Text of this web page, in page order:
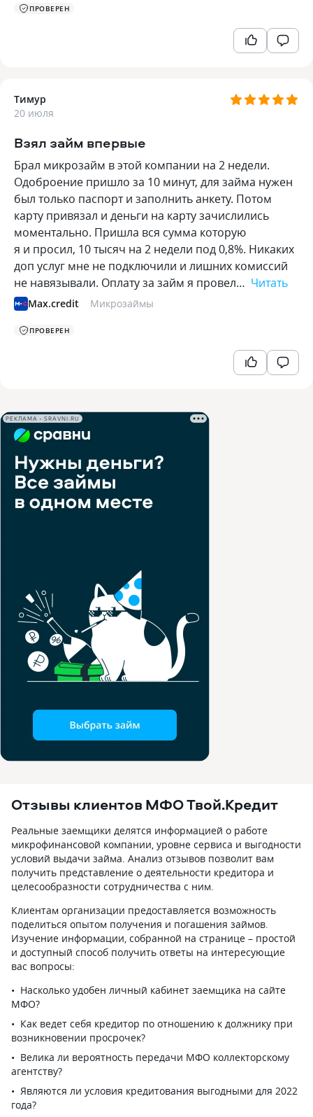
ПРОВЕРЕН
Тимур
20 июля
Взял займ впервые
Брал микрозайм в этой компании на 2 недели.
Одоброение пришло за 10 минут, для займа нужен
был только паспорт и заполнить анкету. Потом
карту привязал и деньги на карту зачислились
моментально. Пришла вся сумма которую
я и просил, 10 тысяч на 2 недели под 0,8%. Никаких
доп услуг мне не подключили и лишних комиссий
не навязывали. Оплату за займ я провел… Читать
Max.credit Микрозаймы
ПРОВЕРЕН
РЕКЛАМА • SRAVNI.RU
Отзывы клиентов МФО Твой.Кредит
Реальные заемщики делятся информацией о работе
микрофинансовой компании, уровне сервиса и выгодности
условий выдачи займа. Анализ отзывов позволит вам
получить представление о деятельности кредитора и
целесообразности сотрудничества с ним.
Клиентам организации предоставляется возможность
поделиться опытом получения и погашения займов.
Изучение информации, собранной на странице – простой
и доступный способ получить ответы на интересующие
вас вопросы:
Насколько удобен личный кабинет заемщика на сайте
МФО?
Как ведет себя кредитор по отношению к должнику при
возникновении просрочек?
Велика ли вероятность передачи МФО коллекторскому
агентству?
Являются ли условия кредитования выгодными для 2022
года?